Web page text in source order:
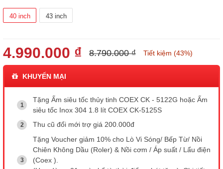
40 inch 43 inch
4.990.000 ₫ 8.790.000 ₫ Tiết kiệm (43%)
KHUYẾN MẠI
Tặng Ấm siêu tốc thủy tinh COEX CK - 5122G hoặc Ấm
siêu tốc Inox 304 1.8 lít COEX CK-5125S
Thu cũ đổi mới trợ giá 200.000đ
Tặng Voucher giảm 10% cho Lò Vi Sóng/ Bếp Từ/ Nồi
Chiên Không Dầu (Roler) & Nồi cơm / Áp suất / Lẩu điện
(Coex ).